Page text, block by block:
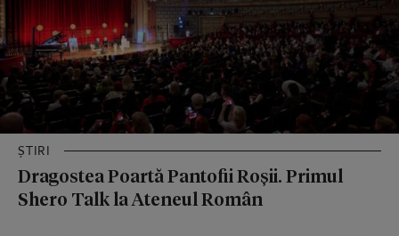
ȘTIRI
Dragostea Poartă Pantofii Roșii. Primul
Shero Talk la Ateneul Român